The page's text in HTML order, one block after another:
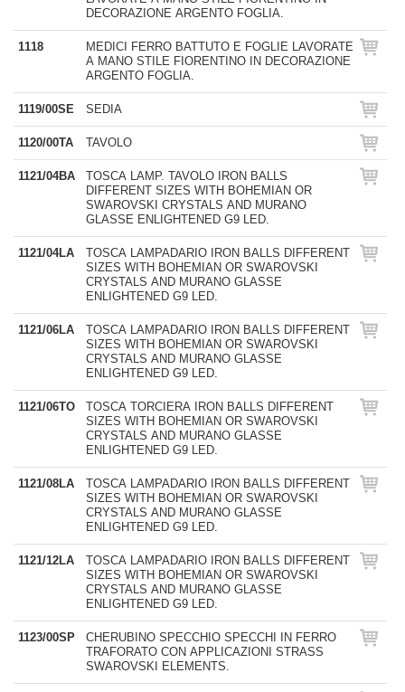
DECORAZIONE ARGENTO FOGLIA.
1118
MEDICI FERRO BATTUTO E FOGLIE LAVORATE
A MANO STILE FIORENTINO IN DECORAZIONE
ARGENTO FOGLIA.
1119/00SE SEDIA
1120/00TA TAVOLO
1121/04BA
TOSCA LAMP. TAVOLO IRON BALLS
DIFFERENT SIZES WITH BOHEMIAN OR
SWAROVSKI CRYSTALS AND MURANO
GLASSE ENLIGHTENED G9 LED.
1121/04LA
TOSCA LAMPADARIO IRON BALLS DIFFERENT
SIZES WITH BOHEMIAN OR SWAROVSKI
CRYSTALS AND MURANO GLASSE
ENLIGHTENED G9 LED.
1121/06LA
TOSCA LAMPADARIO IRON BALLS DIFFERENT
SIZES WITH BOHEMIAN OR SWAROVSKI
CRYSTALS AND MURANO GLASSE
ENLIGHTENED G9 LED.
1121/06TO
TOSCA TORCIERA IRON BALLS DIFFERENT
SIZES WITH BOHEMIAN OR SWAROVSKI
CRYSTALS AND MURANO GLASSE
ENLIGHTENED G9 LED.
1121/08LA
TOSCA LAMPADARIO IRON BALLS DIFFERENT
SIZES WITH BOHEMIAN OR SWAROVSKI
CRYSTALS AND MURANO GLASSE
ENLIGHTENED G9 LED.
1121/12LA
TOSCA LAMPADARIO IRON BALLS DIFFERENT
SIZES WITH BOHEMIAN OR SWAROVSKI
CRYSTALS AND MURANO GLASSE
ENLIGHTENED G9 LED.
1123/00SP
CHERUBINO SPECCHIO SPECCHI IN FERRO
TRAFORATO CON APPLICAZIONI STRASS
SWAROVSKI ELEMENTS.